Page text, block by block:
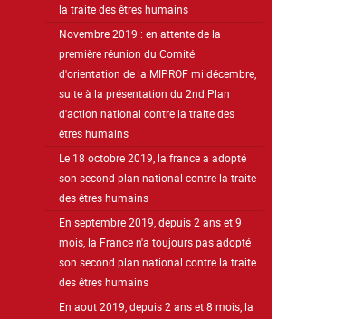
la traite des êtres humains
Novembre 2019 : en attente de la
première réunion du Comité
d'orientation de la MIPROF mi décembre,
suite à la présentation du 2nd Plan
d'action national contre la traite des
êtres humains
Le 18 octobre 2019, la france a adopté
son second plan national contre la traite
des êtres humains
En septembre 2019, depuis 2 ans et 9
mois, la France n'a toujours pas adopté
son second plan national contre la traite
des êtres humains
En aout 2019, depuis 2 ans et 8 mois, la